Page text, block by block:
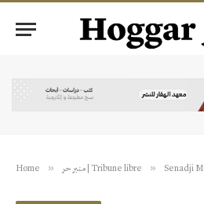
Home » منبر حر | Tribune libre » Senadji